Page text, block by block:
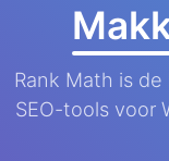
Rank Math is
SEO-tools voor